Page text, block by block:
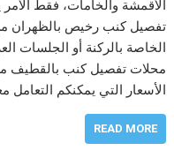
الأقمشة والخامات، فقط
تفصيل كنب رخيص بالظهران
الخاصة بالركنة أو الجلسات
محلات تفصيل كنب بالقطيف
الأسعار التي يمكنكم
READ MORE